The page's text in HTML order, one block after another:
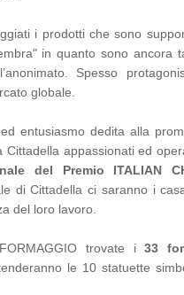
i prodotti che sono
in quanto sono ancora
Spesso
globale.
entusiasmo dedita alla
Cittadella appassionati ed
del Premio ITALIAN
di Cittadella ci saranno i
del loro lavoro.
trovate i33
le 10 statuette